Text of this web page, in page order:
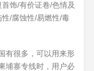
饰/有价证卷/色情及
/腐蚀性/易燃性/毒
有很多，可以用来形
埔寨专线时，用户必